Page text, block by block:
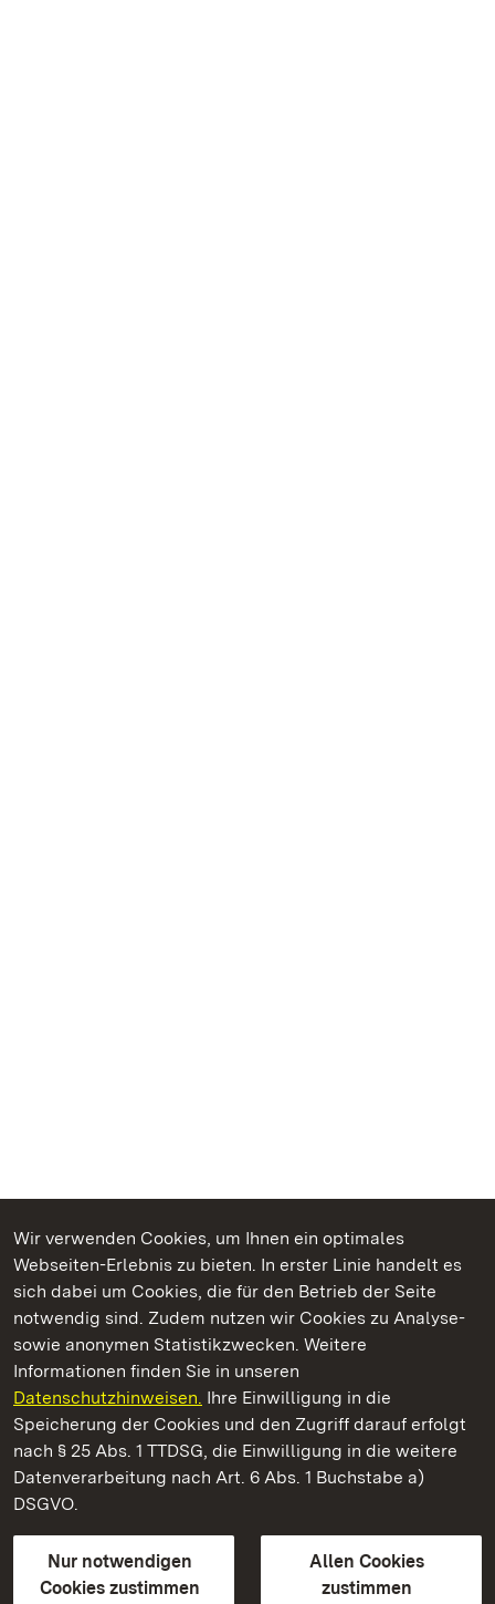
Wir verwenden Cookies, um Ihnen ein optimales
Webseiten-Erlebnis zu bieten. In erster Linie handelt es
sich dabei um Cookies, die für den Betrieb der Seite
notwendig sind. Zudem nutzen wir Cookies zu Analyse-
sowie anonymen Statistikzwecken. Weitere
Informationen finden Sie in unseren
Datenschutzhinweisen. Ihre Einwilligung in die
Speicherung der Cookies und den Zugriff darauf erfolgt
nach § 25 Abs. 1 TTDSG, die Einwilligung in die weitere
Datenverarbeitung nach Art. 6 Abs. 1 Buchstabe a)
DSGVO.
Nur notwendigen
Cookies zustimmen
Allen Cookies
zustimmen
Kommen. Staunen. Genießen.
Kloster und Schloss Salem
Staatliche Schlösser und Gärten Baden-Württemberg
Kontakt
GebärdenspracheLeichte Sprache
Erklärung zur Barrierefreiheit
BITV-konform (geprüfte Seiten)